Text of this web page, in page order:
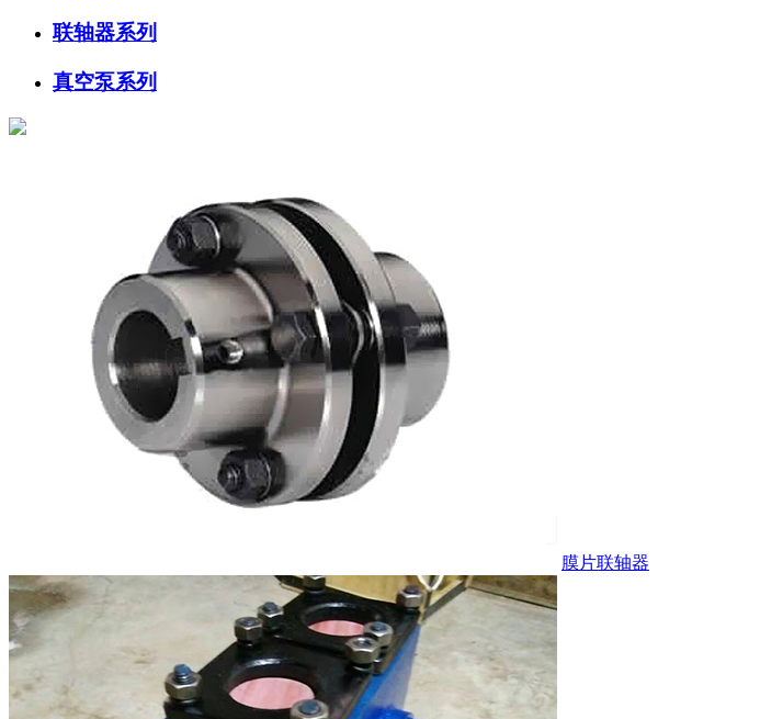
联轴器系列
真空泵系列
膜片联轴器